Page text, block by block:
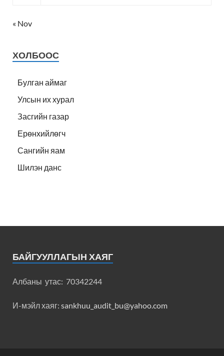
« Nov
ХОЛБООС
Булган аймаг
Улсын их хурал
Засгийн газар
Ерөнхийлөгч
Сангийн яам
Шилэн данс
БАЙГУУЛЛАГЫН ХАЯГ
Албаны утас: 70342244
И-мэйл хаяг: sankhuu_audit_bu@yahoo.com